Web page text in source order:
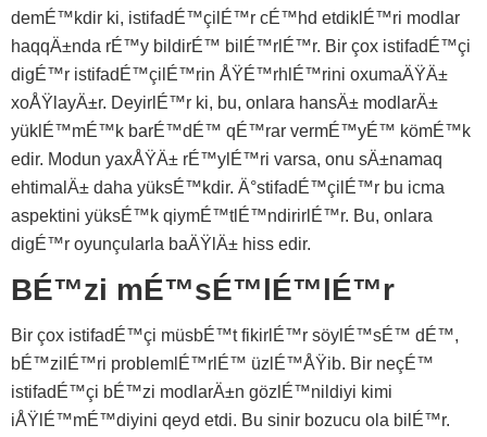
demÉ™kdir ki, istifadÉ™çilÉ™r cÉ™hd etdiklÉ™ri modlar
haqqÄ±nda rÉ™y bildirÉ™ bilÉ™rlÉ™r. Bir çox istifadÉ™çi
digÉ™r istifadÉ™çilÉ™rin ÅŸÉ™rhlÉ™rini oxumaÄŸÄ±
xoÅŸlayÄ±r. DeyirlÉ™r ki, bu, onlara hansÄ± modlarÄ±
yüklÉ™mÉ™k barÉ™dÉ™ qÉ™rar vermÉ™yÉ™ kömÉ™k
edir. Modun yaxÅŸÄ± rÉ™ylÉ™ri varsa, onu sÄ±namaq
ehtimalÄ± daha yüksÉ™kdir. Ä°stifadÉ™çilÉ™r bu icma
aspektini yüksÉ™k qiymÉ™tlÉ™ndirirlÉ™r. Bu, onlara
digÉ™r oyunçularla baÄŸlÄ± hiss edir.
BÉ™zi mÉ™sÉ™lÉ™lÉ™r
Bir çox istifadÉ™çi müsbÉ™t fikirlÉ™r söylÉ™sÉ™ dÉ™,
bÉ™zilÉ™ri problemlÉ™rlÉ™ üzlÉ™ÅŸib. Bir neçÉ™
istifadÉ™çi bÉ™zi modlarÄ±n gözlÉ™nildiyi kimi
iÅŸlÉ™mÉ™diyini qeyd etdi. Bu sinir bozucu ola bilÉ™r.